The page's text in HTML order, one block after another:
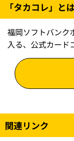
「タカコレ」と
福岡ソフトバンク
入る、公式カード
関連リンク